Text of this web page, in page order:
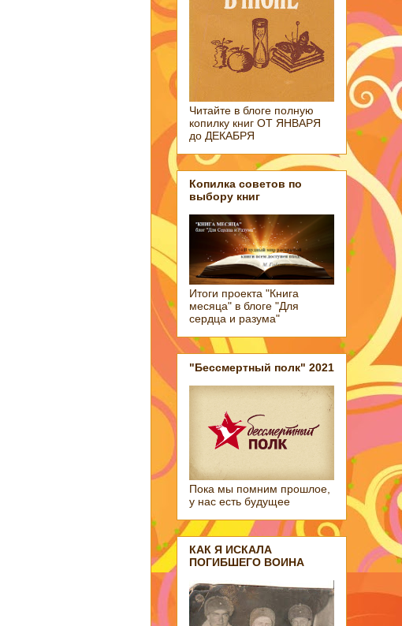
Читайте в блоге полную
копилку книг ОТ ЯНВАРЯ
до ДЕКАБРЯ
Копилка советов по
выбору книг
Итоги проекта "Книга
месяца" в блоге "Для
сердца и разума"
"Бессмертный полк" 2021
Пока мы помним прошлое,
у нас есть будущее
КАК Я ИСКАЛА
ПОГИБШЕГО ВОИНА